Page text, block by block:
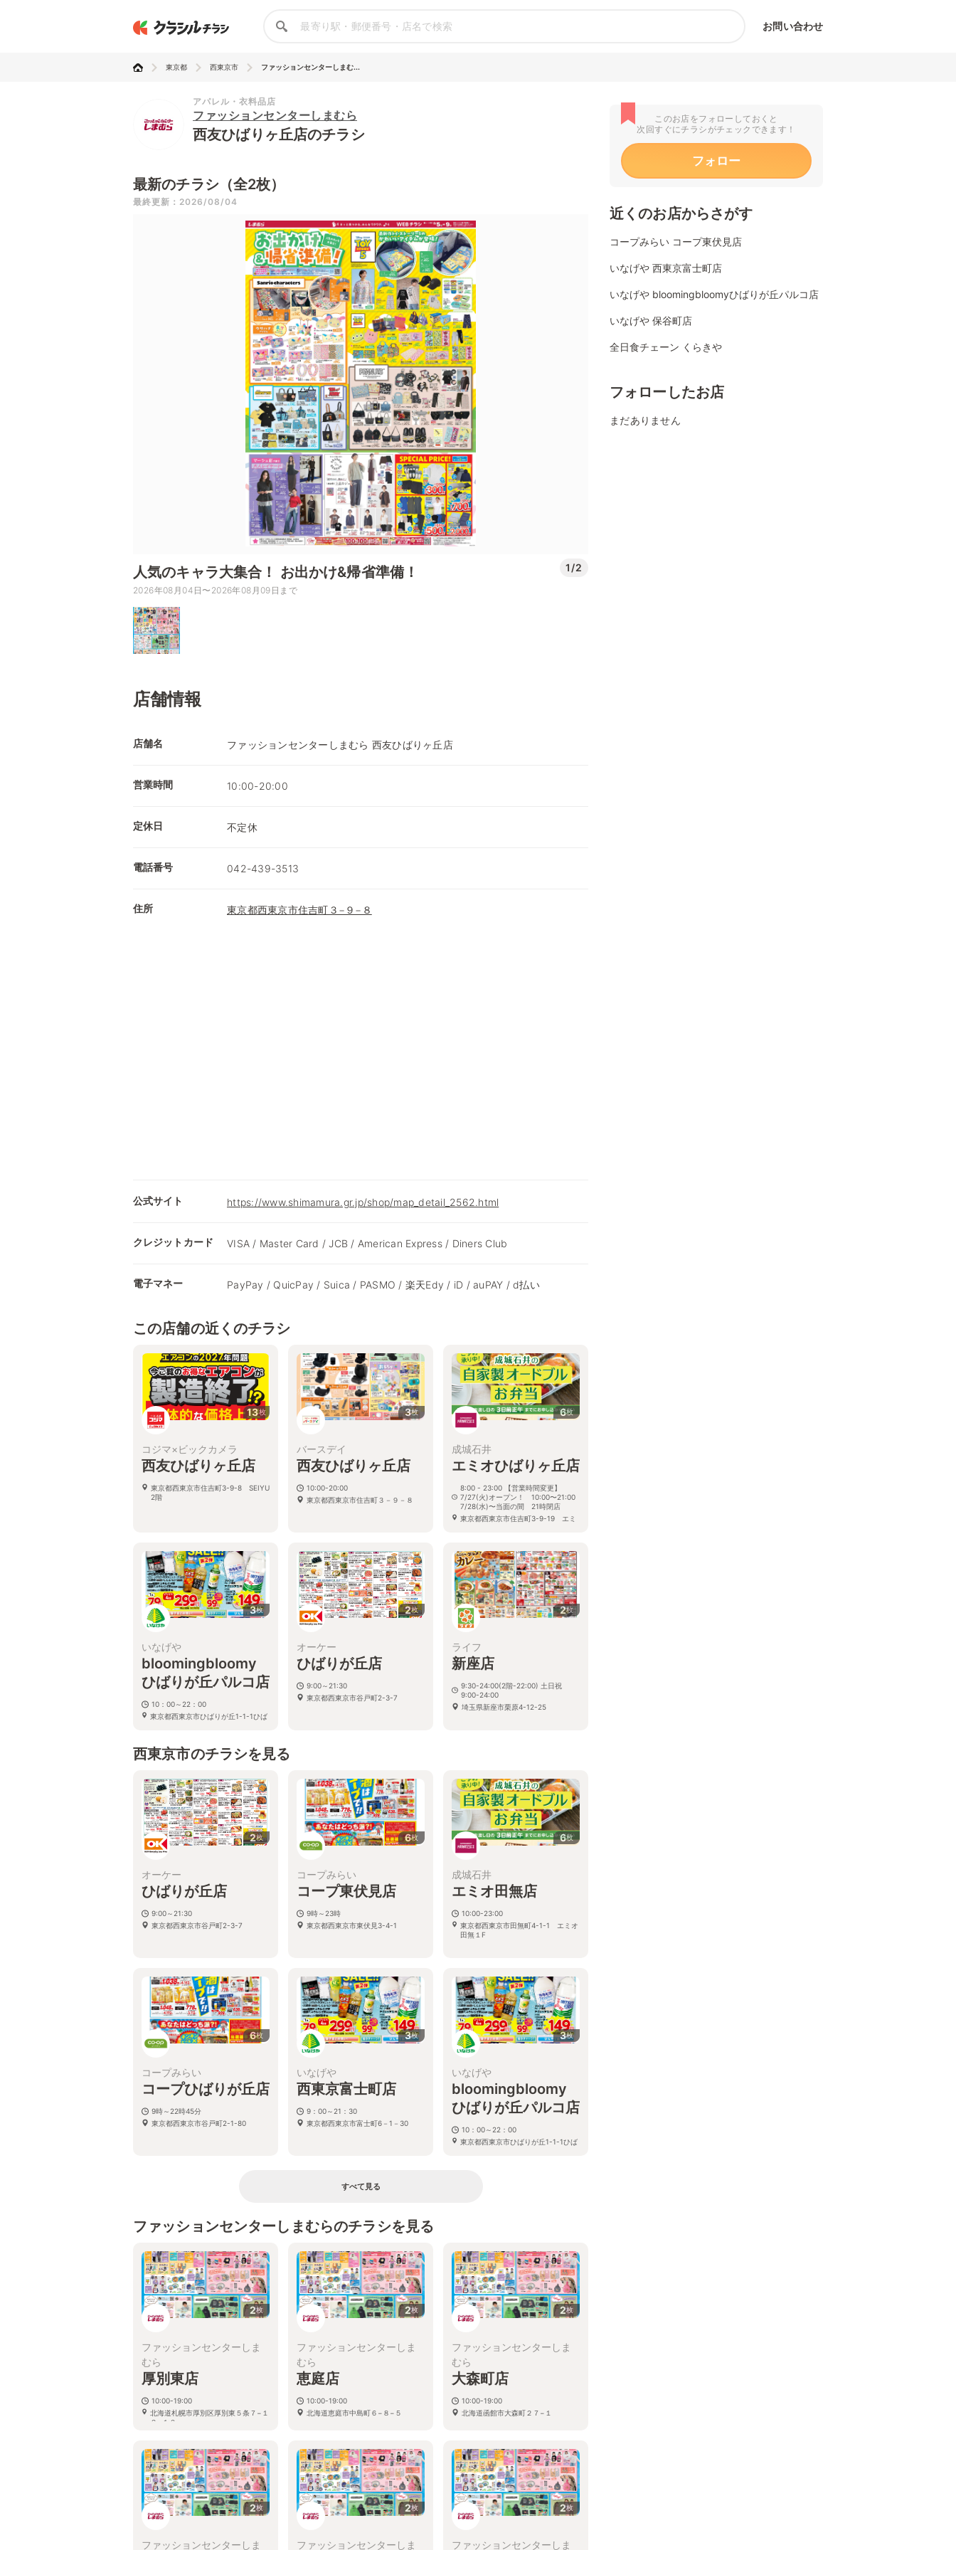
お問い合わせ
東京都 西東京市 ファッションセンターしまむ...
アパレル・衣料品店
ファッションセンターしまむら
西友ひばりヶ丘店のチラシ
最新のチラシ（全2枚）
最終更新：2026/08/04
人気のキャラ大集合！ お出かけ&帰省準備！ 1/2
2026年08月04日〜2026年08月09日まで
店舗情報
店舗名 ファッションセンターしまむら 西友ひばりヶ丘店
営業時間 10:00-20:00
定休日 不定休
電話番号 042-439-3513
住所 東京都西東京市住吉町３−９−８
公式サイト https://www.shimamura.gr.jp/shop/map_detail_2562.html
クレジットカード VISA / Master Card / JCB / American Express / Diners Club
電子マネー PayPay / QuicPay / Suica / PASMO / 楽天Edy / iD / auPAY / d払い
この店舗の近くのチラシ
13枚
コジマ×ビックカメラ
西友ひばりヶ丘店
東京都西東京市住吉町3-9-8 SEIYU
2階
3枚
バースデイ
西友ひばりヶ丘店
10:00-20:00
東京都西東京市住吉町３－９－８
6枚
成城石井
エミオひばりヶ丘店
8:00 - 23:00 【営業時間変更】
7/27(火)オープン！ 10:00〜21:00
7/28(水)〜当面の間 21時閉店
東京都西東京市住吉町3-9-19 エミ
3枚
いなげや
bloomingbloomy
ひばりが丘パルコ店
10：00～22：00
東京都西東京市ひばりが丘1-1-1ひば
2枚
オーケー
ひばりが丘店
9:00～21:30
東京都西東京市谷戸町2-3-7
2枚
ライフ
新座店
9:30-24:00(2階-22:00) 土日祝
9:00-24:00
埼玉県新座市栗原4-12-25
西東京市のチラシを見る
2枚
オーケー
ひばりが丘店
9:00～21:30
東京都西東京市谷戸町2-3-7
6枚
コープみらい
コープ東伏見店
9時～23時
東京都西東京市東伏見3-4-1
6枚
成城石井
エミオ田無店
10:00-23:00
東京都西東京市田無町4-1-1 エミオ
田無１F
6枚
コープみらい
コープひばりが丘店
9時～22時45分
東京都西東京市谷戸町2-1-80
3枚
いなげや
西東京富士町店
9：00～21：30
東京都西東京市富士町6－1－30
3枚
いなげや
bloomingbloomy
ひばりが丘パルコ店
10：00～22：00
東京都西東京市ひばりが丘1-1-1ひば
すべて見る
ファッションセンターしまむらのチラシを見る
2枚
ファッションセンターしま
むら
厚別東店
10:00-19:00
北海道札幌市厚別区厚別東５条７−１
２−１０
2枚
ファッションセンターしま
むら
恵庭店
10:00-19:00
北海道恵庭市中島町６−８−５
2枚
ファッションセンターしま
むら
大森町店
10:00-19:00
北海道函館市大森町２７−１
2枚
ファッションセンターしま
2枚
ファッションセンターしま
2枚
ファッションセンターしま
このお店をフォローしておくと
次回すぐにチラシがチェックできます！
フォロー
近くのお店からさがす
コープみらい コープ東伏見店
いなげや 西東京富士町店
いなげや bloomingbloomyひばりが丘パルコ店
いなげや 保谷町店
全日食チェーン くらきや
フォローしたお店
まだありません